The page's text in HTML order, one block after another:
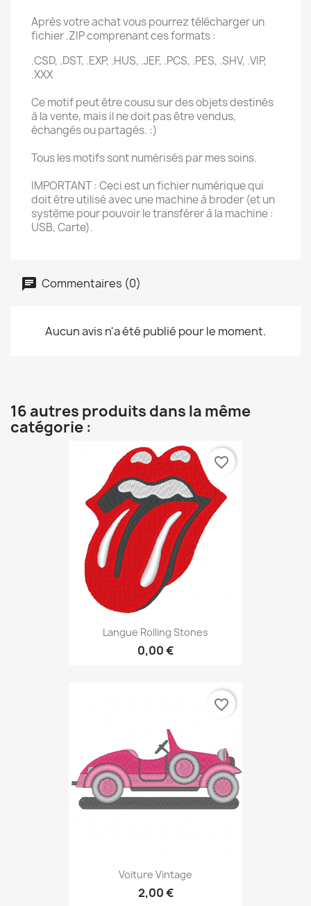
Après votre achat vous pourrez télécharger un
fichier .ZIP comprenant ces formats :
.CSD, .DST, .EXP, .HUS, .JEF, .PCS, .PES, .SHV, .VIP,
.XXX
Ce motif peut être cousu sur des objets destinés
à la vente, mais il ne doit pas être vendus,
échangés ou partagés. :)
Tous les motifs sont numérisés par mes soins.
IMPORTANT : Ceci est un fichier numérique qui
doit être utilisé avec une machine à broder (et un
système pour pouvoir le transférer à la machine :
USB, Carte).
Commentaires (0)
Aucun avis n'a été publié pour le moment.
16 autres produits dans la même
catégorie :
Langue Rolling Stones
0,00 €
favorite_border
Voiture Vintage
2,00 €
favorite_border